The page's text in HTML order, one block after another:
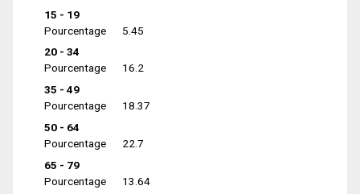
15 - 19
Pourcentage
5.45
20 - 34
Pourcentage
16.2
35 - 49
Pourcentage
18.37
50 - 64
Pourcentage
22.7
65 - 79
Pourcentage
13.64